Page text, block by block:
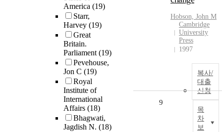
America (19)
Starr,
Harvey (19)
Great
Britain.
Parliament(19)
Pevehouse,
Jon C (19)
Royal
Institute of
International
Affairs (18)
Bhagwati,
Jagdish N. (18)
Hobson, John M
Cambridge
University
Press
1997
복사/
대출
신청
목
차
보
9